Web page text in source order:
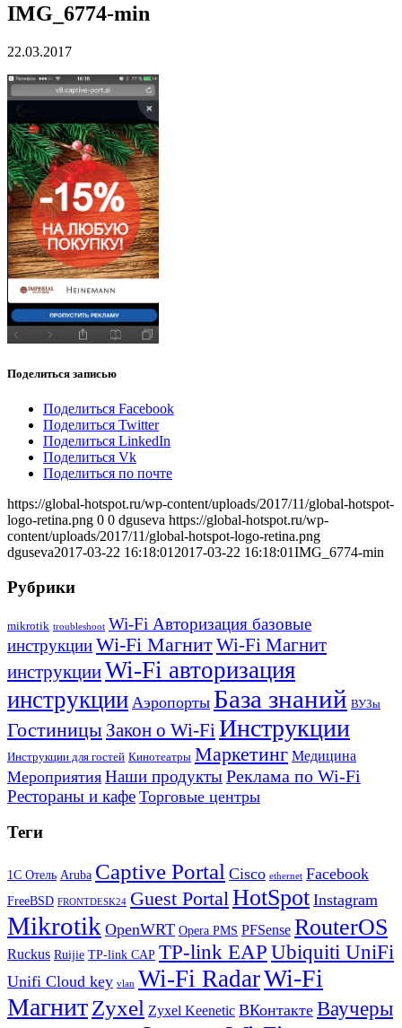
IMG_6774-min
22.03.2017
Поделиться записью
Поделиться Facebook
Поделиться Twitter
Поделиться LinkedIn
Поделиться Vk
Поделиться по почте
https://global-hotspot.ru/wp-content/uploads/2017/11/global-hotspot-
logo-retina.png 0 0 dguseva https://global-hotspot.ru/wp-
content/uploads/2017/11/global-hotspot-logo-retina.png
dguseva2017-03-22 16:18:01 2017-03-22 16:18:01IMG_6774-min
Рубрики
mikrotik troubleshoot Wi-Fi Авторизация базовые
инструкцииWi-Fi МагнитWi-Fi Магнит
инструкцииWi-Fi авторизация
инструкции Аэропорты База знаний ВУЗы
Гостиницы Закон о Wi-Fi Инструкции
Инструкции для гостей Кинотеатры Маркетинг Медицина
Мероприятия Наши продуктыРеклама по Wi-Fi
Рестораны и кафе Торговые центры
Теги
1С Отель Aruba Captive Portal Cisco ethernet Facebook
FreeBSD FRONTDESK24 Guest PortalHotSpot Instagram
Mikrotik OpenWRT Opera PMS PFSense RouterOS
Ruckus Ruijie TP-link CAP TP-link EAP Ubiquiti UniFi
Unifi Cloud key vlan Wi-Fi RadarWi-Fi
МагнитZyxel Zyxel Keenetic ВКонтакте Ваучеры